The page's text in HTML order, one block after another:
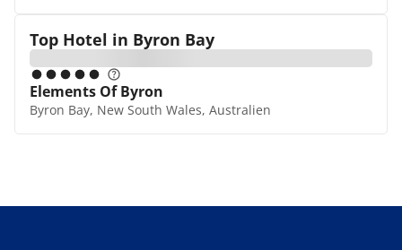
Top Hotel in Byron Bay
Elements Of Byron
Byron Bay, New South Wales, Australien